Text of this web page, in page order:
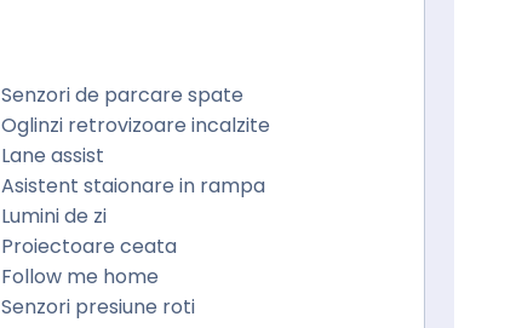
Senzori de parcare spate
Oglinzi retrovizoare incalzite
Lane assist
Asistent staionare in rampa
Lumini de zi
Proiectoare ceata
Follow me home
Senzori presiune roti